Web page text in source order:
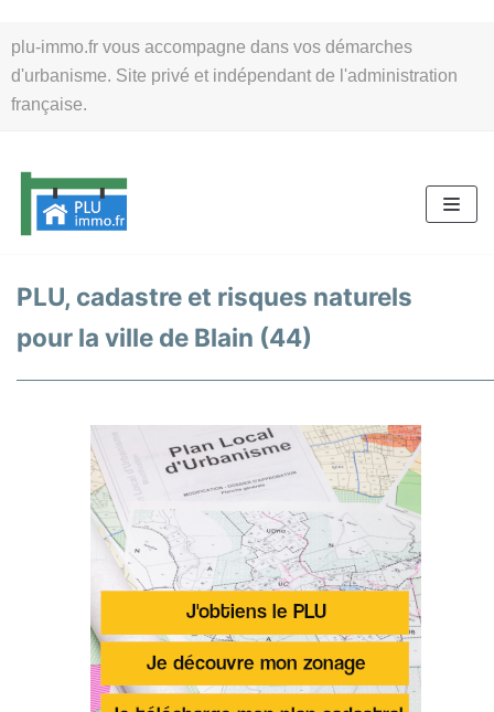
plu-immo.fr vous accompagne dans vos démarches
d'urbanisme. Site privé et indépendant de l'administration
française.
au
contenu
PLU, cadastre et risques naturels
pour la ville de Blain (44)